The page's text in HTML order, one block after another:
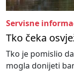
Servisne
Tko čeka
Tko je pomislio
mogla donijeti